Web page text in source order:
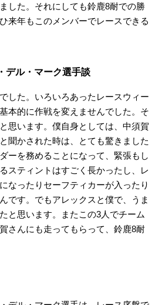
した。それにしても鈴鹿8耐での勝
来年もこのメンバーでレースできる
デル・マーク選手談
した。いろいろあったレースウィー
本的に作戦を変えませんでした。そ
思います。僕自身としては、中須賀
聞かされた時は、とても驚きました
ーを務めることになって、緊張もし
スティントはすごく長かったし、レ
なったりセーフティカーが入ったり
です。でもアレックスと僕で、うま
と思います。またこの3人でチーム
さんにも走ってもらって、鈴鹿8耐